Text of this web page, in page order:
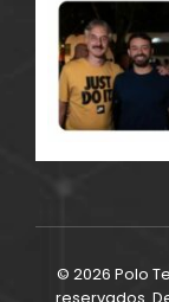
© 2026 Polo